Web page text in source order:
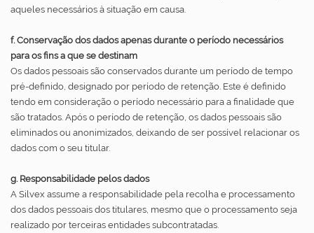
aqueles necessários à situação em causa.
f. Conservação dos dados apenas durante o período necessários
para os fins a que se destinam
Os dados pessoais são conservados durante um período de tempo
pré-definido, designado por período de retenção. Este é definido
tendo em consideração o período necessário para a finalidade que
são tratados. Após o período de retenção, os dados pessoais são
eliminados ou anonimizados, deixando de ser possível relacionar os
dados com o seu titular.
g. Responsabilidade pelos dados
A Silvex assume a responsabilidade pela recolha e processamento
dos dados pessoais dos titulares, mesmo que o processamento seja
realizado por terceiras entidades subcontratadas.